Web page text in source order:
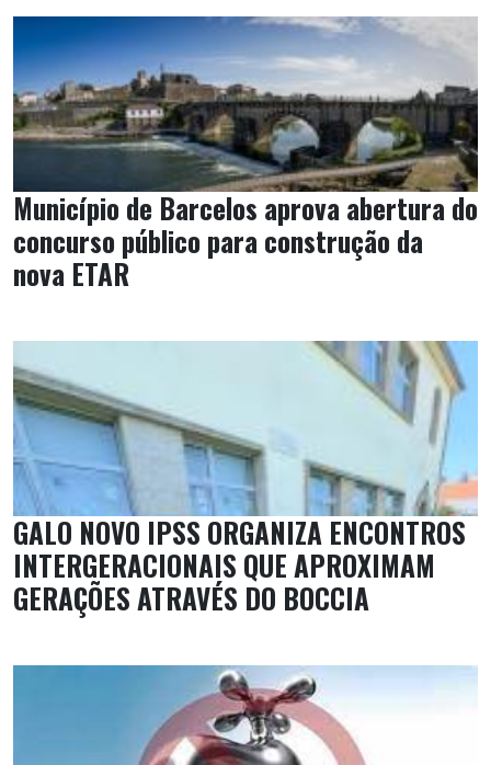
Município de Barcelos aprova abertura do
concurso público para construção da
nova ETAR
GALO NOVO IPSS ORGANIZA ENCONTROS
INTERGERACIONAIS QUE APROXIMAM
GERAÇÕES ATRAVÉS DO BOCCIA